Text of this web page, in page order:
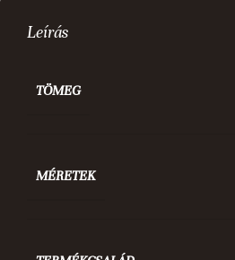
Leírás
TÖMEG
MÉRETEK